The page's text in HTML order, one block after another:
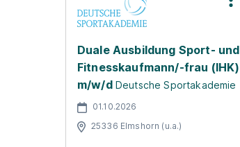
Duale Ausbildung Sport- und
Fitnesskaufmann/-frau (IHK)
m/w/d Deutsche Sportakademie
01.10.2026
25336 Elmshorn (u.a.)